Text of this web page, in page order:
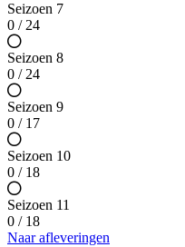
Seizoen 7
0 / 24
Seizoen 8
0 / 24
Seizoen 9
0 / 17
Seizoen 10
0 / 18
Seizoen 11
0 / 18
Naar afleveringen